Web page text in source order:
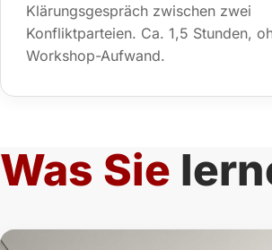
Klärungsgespräch zwischen zwei
Konfliktparteien. Ca. 1,5 Stunden,
Workshop-Aufwand.
Was Sie